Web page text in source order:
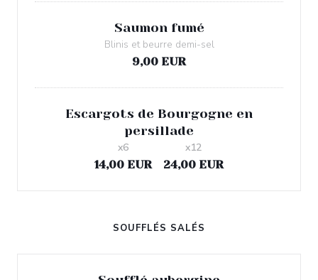
Saumon fumé
Blinis et beurre demi-sel
9,00 EUR
Escargots de Bourgogne en
persillade
14,00 EUR
x6
24,00 EUR
x12
SOUFFLÉS SALÉS